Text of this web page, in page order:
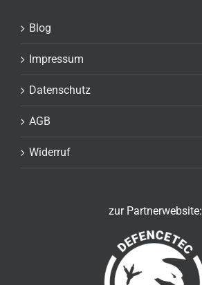
Blog
Impressum
Datenschutz
AGB
Widerruf
zur Partnerwebsite: